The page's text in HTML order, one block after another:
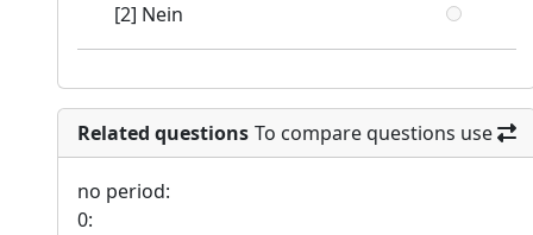
[2] Nein
Related questions To compare questions use
no period:
0: